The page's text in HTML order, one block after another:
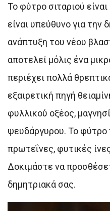
Το φύτρο σιταριού
είναι υπεύθυνο για την
ανάπτυξη του νέου
αποτελεί μόλις ένα
περιέχει πολλά
εξαιρετική πηγή
φυλλικού οξέος,
ψευδάργυρου. Το φύτρο
πρωτεΐνες, φυτικές
Δοκιμάστε να
δημητριακά σας.